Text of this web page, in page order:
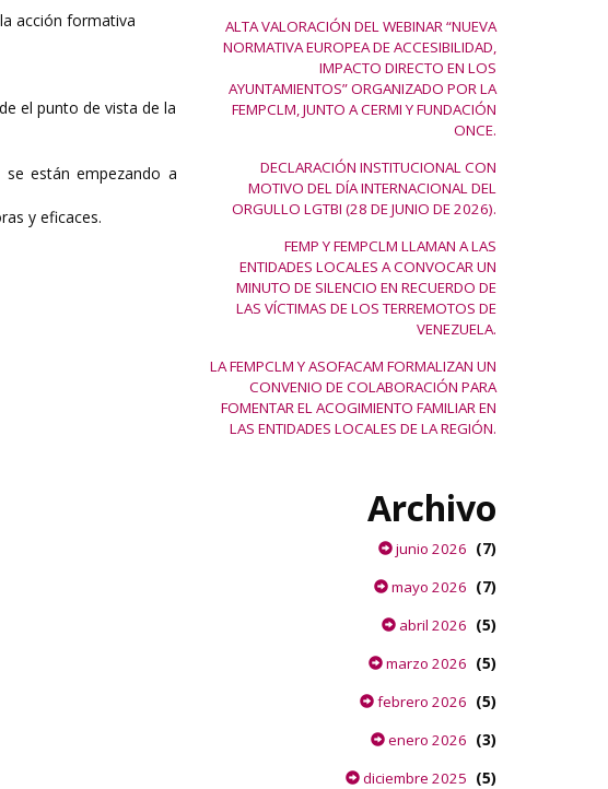
acción formativa
el punto de vista de la
se están empezando a
y eficaces.
ALTA VALORACIÓN DEL WEBINAR “NUEVA
NORMATIVA EUROPEA DE ACCESIBILIDAD,
IMPACTO DIRECTO EN LOS
AYUNTAMIENTOS” ORGANIZADO POR LA
FEMPCLM, JUNTO A CERMI Y FUNDACIÓN
ONCE.
DECLARACIÓN INSTITUCIONAL CON
MOTIVO DEL DÍA INTERNACIONAL DEL
ORGULLO LGTBI (28 DE JUNIO DE 2026).
FEMP Y FEMPCLM LLAMAN A LAS
ENTIDADES LOCALES A CONVOCAR UN
MINUTO DE SILENCIO EN RECUERDO DE
LAS VÍCTIMAS DE LOS TERREMOTOS DE
VENEZUELA.
LA FEMPCLM Y ASOFACAM FORMALIZAN UN
CONVENIO DE COLABORACIÓN PARA
FOMENTAR EL ACOGIMIENTO FAMILIAR EN
LAS ENTIDADES LOCALES DE LA REGIÓN.
Archivo
junio 2026 (7)
mayo 2026 (7)
abril 2026 (5)
marzo 2026 (5)
febrero 2026 (5)
enero 2026 (3)
diciembre 2025 (5)